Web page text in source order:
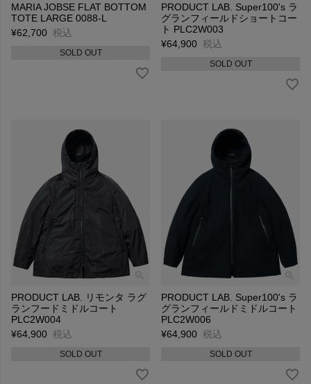
MARIA JOBSE FLAT BOTTOM
TOTE LARGE 0088-L
¥62,700 税込
SOLD OUT
PRODUCT LAB. Super100's ラ
グランフィールドショートコー
ト PLC2W003
¥64,900 税込
SOLD OUT
PRODUCT LAB. リモンタ ラグ
ランフードミドルコート
PLC2W004
¥64,900 税込
SOLD OUT
PRODUCT LAB. Super100's ラ
グランフィールドミドルコート
PLC2W006
¥64,900 税込
SOLD OUT